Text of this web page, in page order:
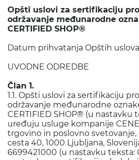
Opšti uslovi za sertifikaciju
održavanje međunarodne
CERTIFIED SHOP®
Datum prihvatanja Opštih
UVODNE ODREDBE
Član 1.
1.1. Opšti uslovi za sertifikaciju
održavanje međunarodne
CERTIFIED SHOP® (u nastavku
uređuju usluge kompanije
trgovino in poslovno svetovanje,
cesta 40, 1000 Ljubljana,
6699421000 (u nastavku teksta: